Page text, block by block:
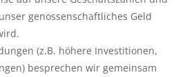
genossenschaftliches Geld
(z.B. höhere Investitionen,
besprechen wir gemeinsam